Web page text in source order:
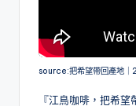
source:把希望帶回產地｜
『江鳥咖啡，把希